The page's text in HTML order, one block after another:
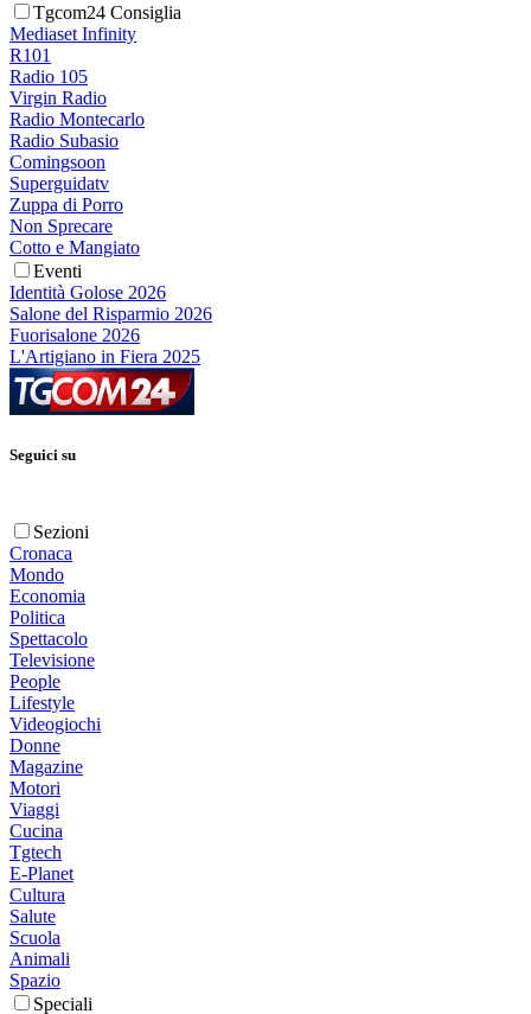
Tgcom24 Consiglia
Mediaset Infinity
R101
Radio 105
Virgin Radio
Radio Montecarlo
Radio Subasio
Comingsoon
Superguidatv
Zuppa di Porro
Non Sprecare
Cotto e Mangiato
Eventi
Identità Golose 2026
Salone del Risparmio 2026
Fuorisalone 2026
L'Artigiano in Fiera 2025
Seguici su
Sezioni
Cronaca
Mondo
Economia
Politica
Spettacolo
Televisione
People
Lifestyle
Videogiochi
Donne
Magazine
Motori
Viaggi
Cucina
Tgtech
E-Planet
Cultura
Salute
Scuola
Animali
Spazio
Speciali